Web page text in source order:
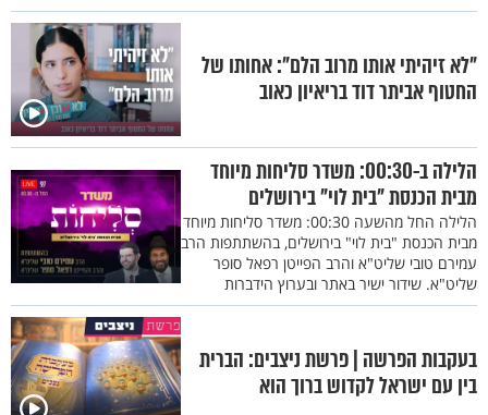
"לא זיהיתי אותו מרוב הלם": אחותו של
החטוף אביתר דוד בריאיון כאוב
הלילה ב-00:30: משדר סליחות מיוחד
מבית הכנסת "בית לוי" בירושלים
הלילה החל מהשעה 00:30: משדר סליחות מיוחד
מבית הכנסת "בית לוי" בירושלים, בהשתתפות הרב
עמירם טובי שליט"א והרב הפייטן רפאל סופר
שליט"א. שידור ישיר באתר ובערוץ הידברות
בעקבות הפרשה | פרשת ניצבים: הברית
בין עם ישראל לקדוש ברוך הוא